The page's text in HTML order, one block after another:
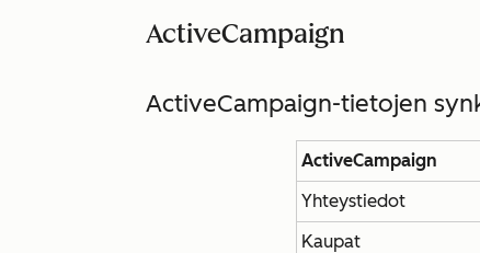
ActiveCampaign
ActiveCampaign-tietojen
ActiveCampaign
Yhteystiedot
Kaupat